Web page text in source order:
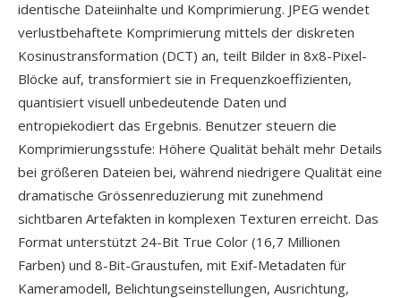
identische Dateiinhalte und Komprimierung. JPEG wendet
verlustbehaftete Komprimierung mittels der diskreten
Kosinustransformation (DCT) an, teilt Bilder in 8x8-Pixel-
Blöcke auf, transformiert sie in Frequenzkoeffizienten,
quantisiert visuell unbedeutende Daten und
entropiekodiert das Ergebnis. Benutzer steuern die
Komprimierungsstufe: Höhere Qualität behält mehr Details
bei größeren Dateien bei, während niedrigere Qualität eine
dramatische Grössenreduzierung mit zunehmend
sichtbaren Artefakten in komplexen Texturen erreicht. Das
Format unterstützt 24-Bit True Color (16,7 Millionen
Farben) und 8-Bit-Graustufen, mit Exif-Metadaten für
Kameramodell, Belichtungseinstellungen, Ausrichtung,